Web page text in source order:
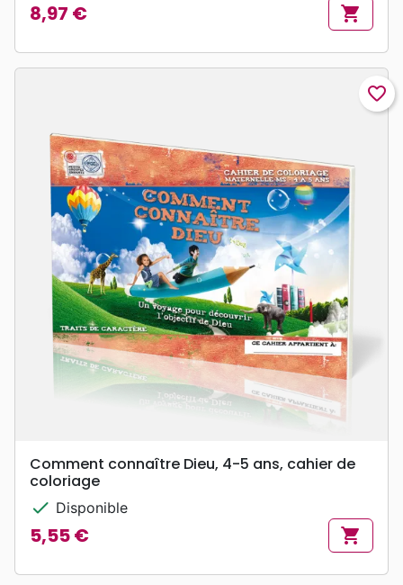
Prix
8,97 € shopping_cart
favorite_border
Comment connaître Dieu, 4-5 ans, cahier de
coloriage
check Disponible
Prix
5,55 € shopping_cart